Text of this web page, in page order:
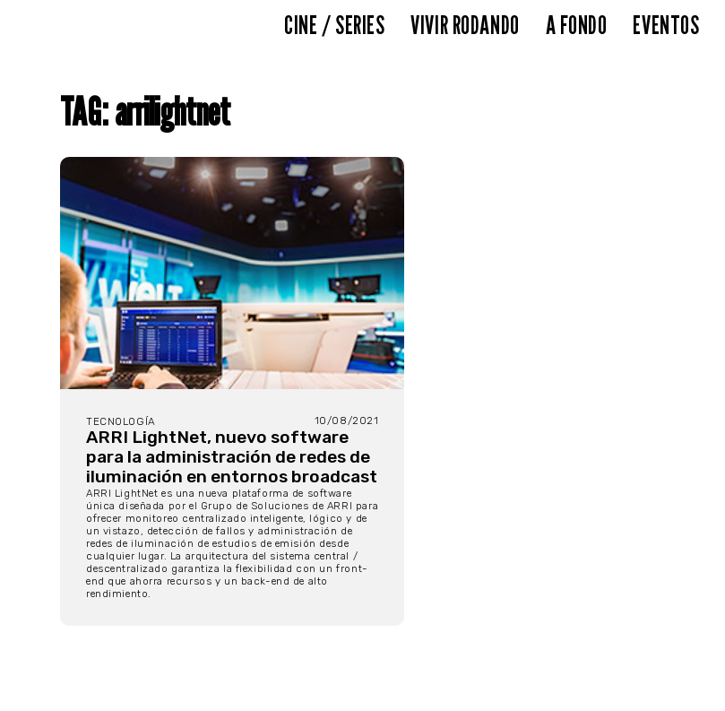
CINE / SERIES VIVIR RODANDO A FONDO EVENTOS
TAG: arrilightnet
TECNOLOGÍA 10/08/2021
ARRI LightNet, nuevo software
para la administración de redes de
iluminación en entornos broadcast
ARRI LightNet es una nueva plataforma de software
única diseñada por el Grupo de Soluciones de ARRI para
ofrecer monitoreo centralizado inteligente, lógico y de
un vistazo, detección de fallos y administración de
redes de iluminación de estudios de emisión desde
cualquier lugar. La arquitectura del sistema central /
descentralizado garantiza la flexibilidad con un front-
end que ahorra recursos y un back-end de alto
rendimiento.